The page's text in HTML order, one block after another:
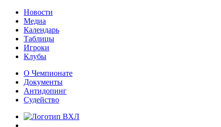
Новости
Медиа
Календарь
Таблицы
Игроки
Клубы
О Чемпионате
Документы
Антидопинг
Судейство